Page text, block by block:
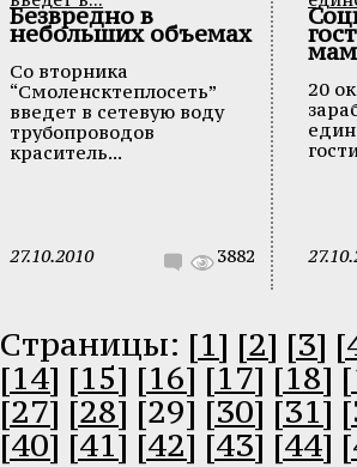
Безвредно в
небольших объемах
Со вторника
“Смоленсктеплосеть”
введет в сетевую воду
трубопроводов
краситель...
27.10.2010 3882
мам
20
Cтраницы: [1] [2] [3]
[14] [15] [16] [17] [18]
[27] [28] [29] [30] [31]
[40] [41] [42] [43] [44]